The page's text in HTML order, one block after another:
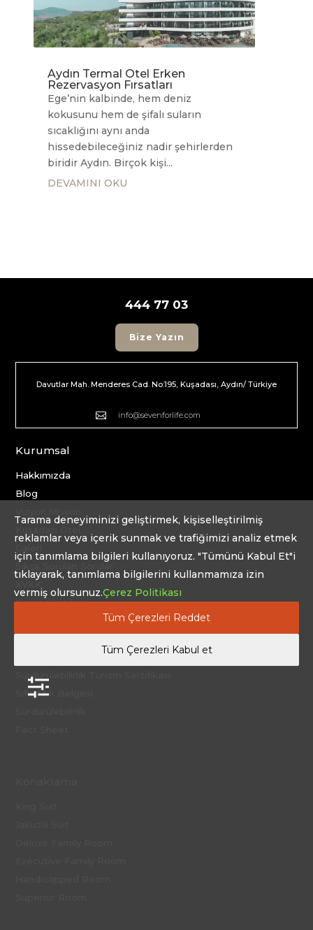
Aydın Termal Otel Erken
Rezervasyon Fırsatları
Ege’nin kalbinde, hem deniz
kokusunu hem de şifalı suların
sıcaklığını aynı anda
hissedebileceğiniz nadir şehirlerden
biridir Aydın. Birçok kişi...
DEVAMINI OKU
444 77 03
Bize Yazın
Davutlar Mah. Menderes Cad. No:195, Kuşadası, Aydın/ Türkiye
 info@sevenforlife.com
Kurumsal
Hakkımızda
Blog
Çerez Politikası
Mesafeli Satış Sözleşmesi
Güvenli Turizm Sertifikası
Sürdürülebilirlik Turizm Sertifikası
Sıfır Atık Belgesi
Tarama deneyiminizi geliştirmek, kişiselleştirilmiş
reklamlar veya içerik sunmak ve trafiğimizi analiz etmek
için tanımlama bilgileri kullanıyoruz. "Tümünü Kabul Et"i
tıklayarak, tanımlama bilgilerini kullanmamıza izin
vermiş olursunuz.Çerez Politikası
Tüm Çerezleri Reddet
Tüm Çerezleri Kabul et